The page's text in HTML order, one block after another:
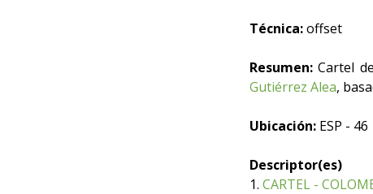
Técnica:offset
Resumen: Cartel
Gutiérrez Alea,
Ubicación: ESP - 46
Descriptor(es)
1. CARTEL -